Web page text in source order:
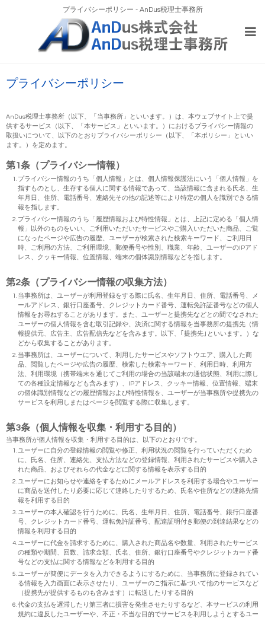
プライバシーポリシー - AnDus税理士事務所
プライバシーポリシー
AnDus税理士事務所（以下、「当事務所」といいます。）は、本ウェブサイト上で提
供するサービス（以下、「本サービス」といいます。）におけるプライバシー情報の
取扱いについて、以下のとおりプライバシーポリシー（以下、「本ポリシー」といい
ます。）を定めます。
第1条（プライバシー情報）
プライバシー情報のうち「個人情報」とは、個人情報保護法にいう「個人情報」を
指すものとし、生存する個人に関する情報であって、当該情報に含まれる氏名、生
年月日、住所、電話番号、連絡先その他の記述等により特定の個人を識別できる情
報を指します。
プライバシー情報のうち「履歴情報および特性情報」とは、上記に定める「個人情
報」以外のものをいい、ご利用いただいたサービスやご購入いただいた商品、ご覧
になったページや広告の履歴、ユーザーが検索された検索キーワード、ご利用日
時、ご利用の方法、ご利用環境、郵便番号や性別、職業、年齢、ユーザーのIPアド
レス、クッキー情報、位置情報、端末の個体識別情報などを指します。
第2条（プライバシー情報の収集方法）
当事務所は、ユーザーが利用登録をする際に氏名、生年月日、住所、電話番号、メ
ールアドレス、銀行口座番号、クレジットカード番号、運転免許証番号などの個人
情報をお尋ねすることがあります。また、ユーザーと提携先などとの間でなされた
ユーザーの個人情報を含む取引記録や、決済に関する情報を当事務所の提携先（情
報提供元、広告主、広告配信先などを含みます。以下、｢提携先｣といいます。）な
どから収集することがあります。
当事務所は、ユーザーについて、利用したサービスやソフトウエア、購入した商
品、閲覧したページや広告の履歴、検索した検索キーワード、利用日時、利用方
法、利用環境（携帯端末を通じてご利用の場合の当該端末の通信状態、利用に際し
ての各種設定情報なども含みます）、IPアドレス、クッキー情報、位置情報、端末
の個体識別情報などの履歴情報および特性情報を、ユーザーが当事務所や提携先の
サービスを利用しまたはページを閲覧する際に収集します。
第3条（個人情報を収集・利用する目的）
当事務所が個人情報を収集・利用する目的は、以下のとおりです。
ユーザーに自分の登録情報の閲覧や修正、利用状況の閲覧を行っていただくため
に、氏名、住所、連絡先、支払方法などの登録情報、利用されたサービスや購入さ
れた商品、およびそれらの代金などに関する情報を表示する目的
ユーザーにお知らせや連絡をするためにメールアドレスを利用する場合やユーザー
に商品を送付したり必要に応じて連絡したりするため、氏名や住所などの連絡先情
報を利用する目的
ユーザーの本人確認を行うために、氏名、生年月日、住所、電話番号、銀行口座番
号、クレジットカード番号、運転免許証番号、配達証明付き郵便の到達結果などの
情報を利用する目的
ユーザーに代金を請求するために、購入された商品名や数量、利用されたサービス
の種類や期間、回数、請求金額、氏名、住所、銀行口座番号やクレジットカード番
号などの支払に関する情報などを利用する目的
ユーザーが簡便にデータを入力できるようにするために、当事務所に登録されてい
る情報を入力画面に表示させたり、ユーザーのご指示に基づいて他のサービスなど
（提携先が提供するものも含みます）に転送したりする目的
代金の支払を遅滞したり第三者に損害を発生させたりするなど、本サービスの利用
規約に違反したユーザーや、不正・不当な目的でサービスを利用しようとするユー